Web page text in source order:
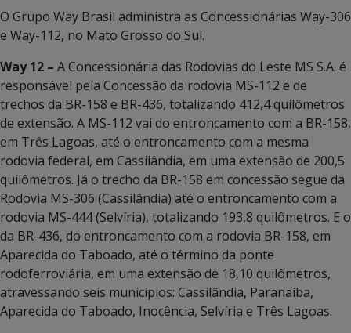
O Grupo Way Brasil administra as Concessionárias Way-306
e Way-112, no Mato Grosso do Sul.
Way 12 – A Concessionária das Rodovias do Leste MS S.A. é
responsável pela Concessão da rodovia MS-112 e de
trechos da BR-158 e BR-436, totalizando 412,4 quilômetros
de extensão. A MS-112 vai do entroncamento com a BR-158,
em Três Lagoas, até o entroncamento com a mesma
rodovia federal, em Cassilândia, em uma extensão de 200,5
quilômetros. Já o trecho da BR-158 em concessão segue da
Rodovia MS-306 (Cassilândia) até o entroncamento com a
rodovia MS-444 (Selvíria), totalizando 193,8 quilômetros. E o
da BR-436, do entroncamento com a rodovia BR-158, em
Aparecida do Taboado, até o término da ponte
rodoferroviária, em uma extensão de 18,10 quilômetros,
atravessando seis municípios: Cassilândia, Paranaíba,
Aparecida do Taboado, Inocência, Selvíria e Três Lagoas.